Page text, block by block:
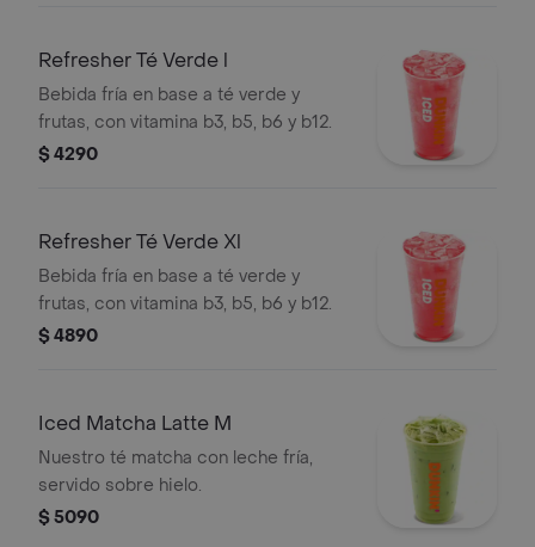
Refresher Té Verde l
Bebida fría en base a té verde y
frutas, con vitamina b3, b5, b6 y b12.
$ 4290
Refresher Té Verde Xl
Bebida fría en base a té verde y
frutas, con vitamina b3, b5, b6 y b12.
$ 4890
Iced Matcha Latte M
Nuestro té matcha con leche fría,
servido sobre hielo.
$ 5090